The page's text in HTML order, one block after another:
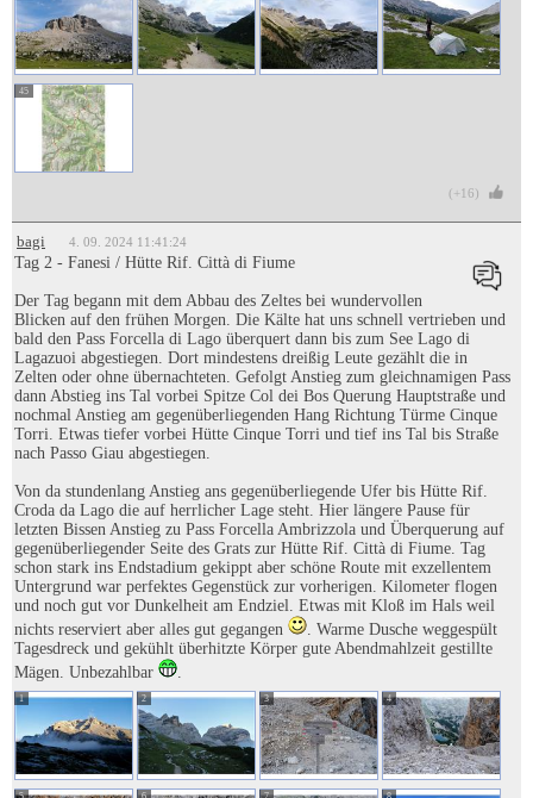
45
(+16)
bagi 4. 09. 2024 11:41:24
Tag 2 - Fanesi / Hütte Rif. Città di Fiume
Der Tag begann mit dem Abbau des Zeltes bei wundervollen
Blicken auf den frühen Morgen. Die Kälte hat uns schnell vertrieben und
bald den Pass Forcella di Lago überquert dann bis zum See Lago di
Lagazuoi abgestiegen. Dort mindestens dreißig Leute gezählt die in
Zelten oder ohne übernachteten. Gefolgt Anstieg zum gleichnamigen Pass
dann Abstieg ins Tal vorbei Spitze Col dei Bos Querung Hauptstraße und
nochmal Anstieg am gegenüberliegenden Hang Richtung Türme Cinque
Torri. Etwas tiefer vorbei Hütte Cinque Torri und tief ins Tal bis Straße
nach Passo Giau abgestiegen.
Von da stundenlang Anstieg ans gegenüberliegende Ufer bis Hütte Rif.
Croda da Lago die auf herrlicher Lage steht. Hier längere Pause für
letzten Bissen Anstieg zu Pass Forcella Ambrizzola und Überquerung auf
gegenüberliegender Seite des Grats zur Hütte Rif. Città di Fiume. Tag
schon stark ins Endstadium gekippt aber schöne Route mit exzellentem
Untergrund war perfektes Gegenstück zur vorherigen. Kilometer flogen
und noch gut vor Dunkelheit am Endziel. Etwas mit Kloß im Hals weil
nichts reserviert aber alles gut gegangen
. Warme Dusche weggespült
Tagesdreck und gekühlt überhitzte Körper gute Abendmahlzeit gestillte
Mägen. Unbezahlbar
.
1 2 3 4